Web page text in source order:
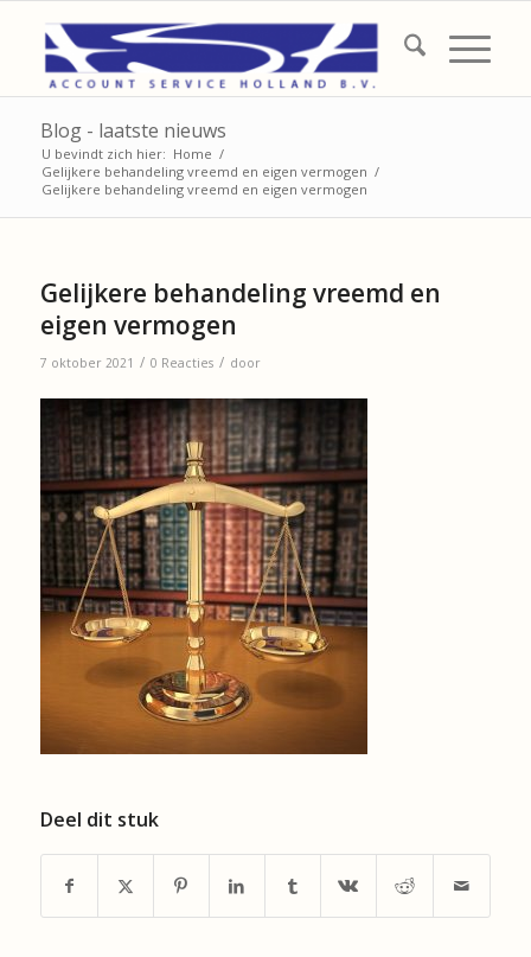
Blog - laatste nieuws
U bevindt zich hier: Home /
Gelijkere behandeling vreemd en eigen vermogen /
Gelijkere behandeling vreemd en eigen vermogen
Gelijkere behandeling vreemd en
eigen vermogen
7 oktober 2021 / 0 Reacties / door
Deel dit stuk